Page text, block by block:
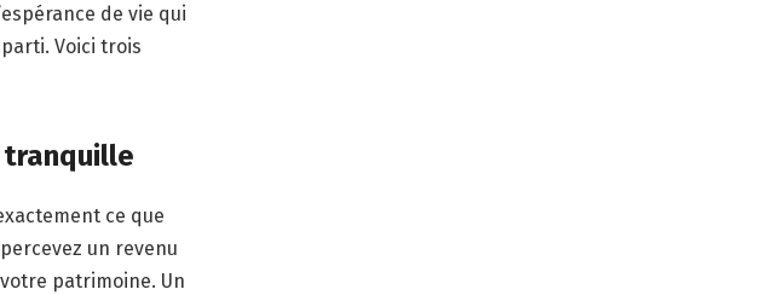
de vie qui
Voici trois
tranquille
ce que
un revenu
patrimoine. Un